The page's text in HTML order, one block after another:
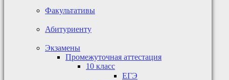
Факультативы
Абитуриенту
Экзамены
Промежуточная аттестация
10 класс
ЕГЭ